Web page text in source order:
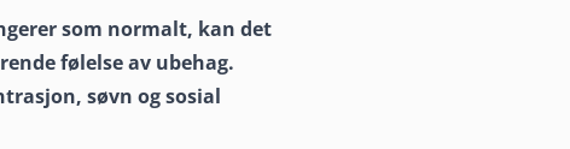
som normalt, kan det
følelse av ubehag.
søvn og sosial